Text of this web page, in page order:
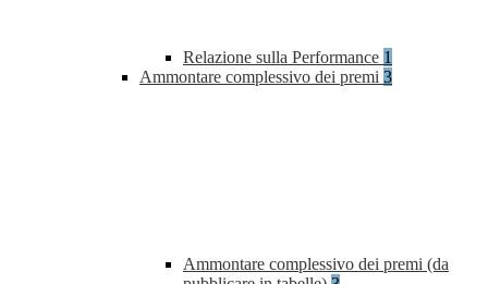
Relazione sulla Performance 1
Ammontare complessivo dei premi 3
Ammontare complessivo dei premi (da